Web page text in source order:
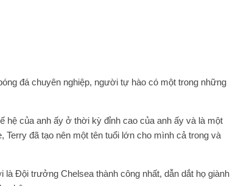
đá chuyên nghiệp, người tự hào có một trong những
của anh ấy ở thời kỳ đỉnh cao của anh ấy và là một
đã tạo nên một tên tuổi lớn cho mình cả trong và
Đội trưởng Chelsea thành công nhất, dẫn dắt họ giành